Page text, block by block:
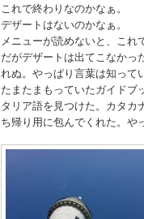
これで終わりなのかなぁ。
デザートはないのかなぁ。
メニューが読めないと、これ
だがデザートは出てこなかっ
れぬ。やっぱり言葉は知って
たまたまもっていたガイドブ
タリア語を見つけた。カタカ
ち帰り用に包んでくれた。や